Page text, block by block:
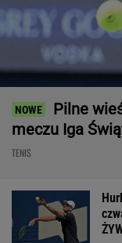
Pilne
meczu Iga
TENIS